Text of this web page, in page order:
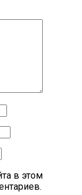
в этом